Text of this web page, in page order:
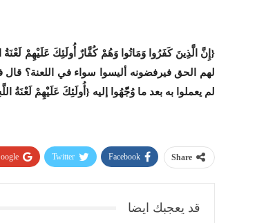
لهم الحق فيرفضونه أليسوا سواء في اللعنة؟ قال
لم يعملوا به بعد ما وُجّّهُوا إليه {أُولَئِكَ عَلَيْهِمْ لَعْنَةُ
Share
Facebook
Twitter
قد يعجبك ايضا